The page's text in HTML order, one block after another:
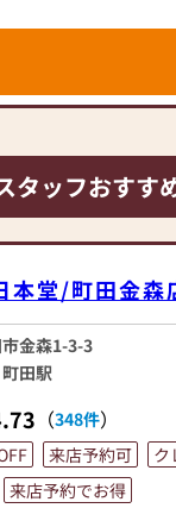
わでは、お客様の大
いただきます。ぜひ
空間で、お仏壇や仏
心よりお待ちしてお
めてお仏壇を考える方
ない場合も、分かる
戸建てなど、お住ま
まで、仏具だけ新し
などを一つずつ確認
きさとデザイン》の
大切なご供養の場づ
す。
覧いただきながら、
ましたら、是非お気
タッフおすす
本堂/町田金森
金森1-3-3
町田駅
（348件）
来店予約可
ク
来店予約でお得